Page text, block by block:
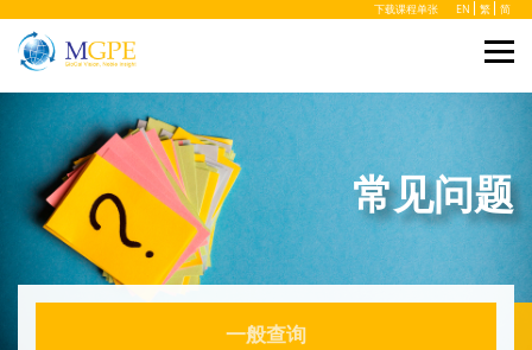
下载课程单张 EN 繁 简
常见问题
一般查询